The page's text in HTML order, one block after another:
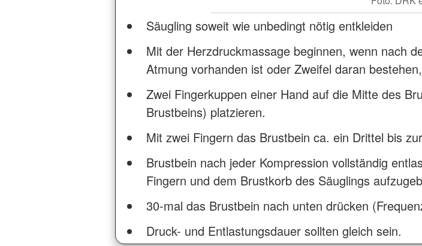
Säugling soweit wie unbedingt nötig entkleiden
Mit der Herzdruckmassage beginnen, wenn nach
Atmung vorhanden ist oder Zweifel daran
Zwei Fingerkuppen einer Hand auf die Mitte des
Brustbeins) platzieren.
Mit zwei Fingern das Brustbein ca. ein Drittel bis
Brustbein nach jeder Kompression vollständig
Fingern und dem Brustkorb des Säuglings
30-mal das Brustbein nach unten drücken
Druck- und Entlastungsdauer sollten gleich sein.